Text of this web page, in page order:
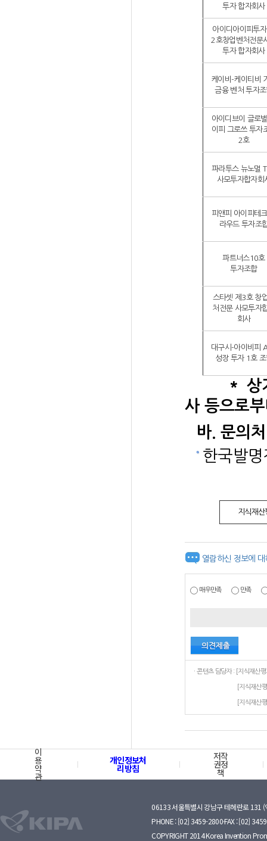
투자 합자회사
아이디아이피투
2호창업벤처전문
투자 합자회사
케이비-케이티비
금융 벤처 투자
아이디브이 글로
이피 그로쓰 투자
2호
파라투스 뉴노멀
사모투자합자회
피앤피 아이피테
라우드 투자조
파트너스10호
투자조합
스타셋 제3호 창
처전문 사모투자
회사
대구시-아이비피
성장 투자 1호 조
* 상기 운
사 등으로
바. 문의처
한국발
지식재산
열람하신 정보에
매우만족 만족
[지식재산
[지식재산
이
용
약
관
개인정보처
리방침
저작
권정
책
06133 서울특별시 강남구 테헤란로 131 (
PHONE : [02] 3459-2800·FAX : [02]
COPYRIGHT 2014 Korea Invention